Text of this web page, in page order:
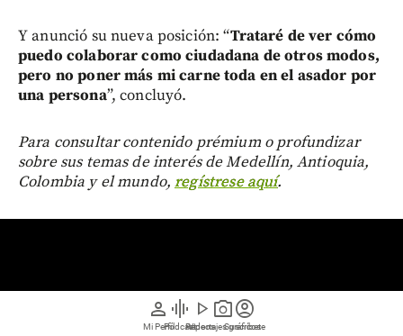
person
Mi Perfil
graphic_eq
Pódcast
play_arrow
Videos
photo_camera
Reportajes gráficos
account_circle
Suscríbete
Y anunció su nueva posición: “Trataré de ver cómo
puedo colaborar como ciudadana de otros modos,
pero no poner más mi carne toda en el asador por
una persona”, concluyó.
Para consultar contenido prémium o profundizar
sobre sus temas de interés de Medellín, Antioquia,
Colombia y el mundo,regístrese aquí.